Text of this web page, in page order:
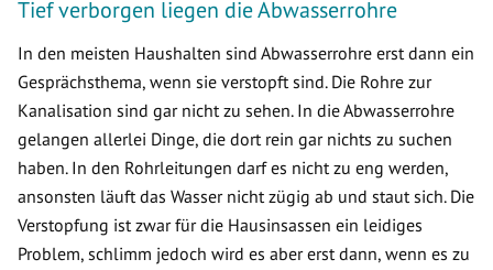
Tief verborgen liegen die Abwasserrohre
In den meisten Haushalten sind Abwasserrohre erst dann ein
Gesprächsthema, wenn sie verstopft sind. Die Rohre zur
Kanalisation sind gar nicht zu sehen. In die Abwasserrohre
gelangen allerlei Dinge, die dort rein gar nichts zu suchen
haben. In den Rohrleitungen darf es nicht zu eng werden,
ansonsten läuft das Wasser nicht zügig ab und staut sich. Die
Verstopfung ist zwar für die Hausinsassen ein leidiges
Problem, schlimm jedoch wird es aber erst dann, wenn es zu